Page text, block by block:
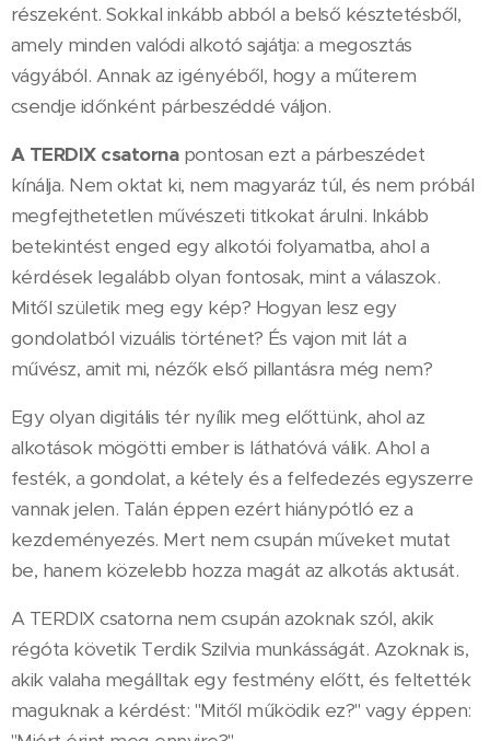
részeként. Sokkal inkább abból a belső késztetésből,
amely minden valódi alkotó sajátja: a megosztás
vágyából. Annak az igényéből, hogy a műterem
csendje időnként párbeszéddé váljon.
A TERDIX csatornapontosan ezt a párbeszédet
kínálja. Nem oktat ki, nem magyaráz túl, és nem próbál
megfejthetetlen művészeti titkokat árulni. Inkább
betekintést enged egy alkotói folyamatba, ahol a
kérdések legalább olyan fontosak, mint a válaszok.
Mitől születik meg egy kép? Hogyan lesz egy
gondolatból vizuális történet? És vajon mit lát a
művész, amit mi, nézők első pillantásra még nem?
Egy olyan digitális tér nyílik meg előttünk, ahol az
alkotások mögötti ember is láthatóvá válik. Ahol a
festék, a gondolat, a kétely és a felfedezés egyszerre
vannak jelen. Talán éppen ezért hiánypótló ez a
kezdeményezés. Mert nem csupán műveket mutat
be, hanem közelebb hozza magát az alkotás aktusát.
A TERDIX csatorna nem csupán azoknak szól, akik
régóta követik Terdik Szilvia munkásságát. Azoknak is,
akik valaha megálltak egy festmény előtt, és feltették
maguknak a kérdést: "Mitől működik ez?" vagy éppen: